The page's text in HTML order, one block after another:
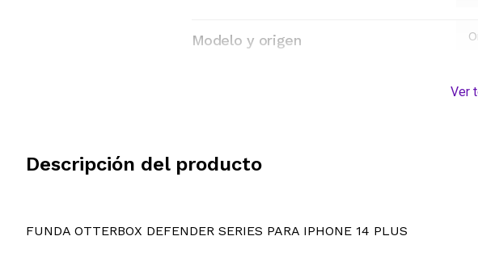
Modelo y origen
Ver
Descripción del producto
FUNDA OTTERBOX DEFENDER SERIES PARA IPHONE 14 PLUS